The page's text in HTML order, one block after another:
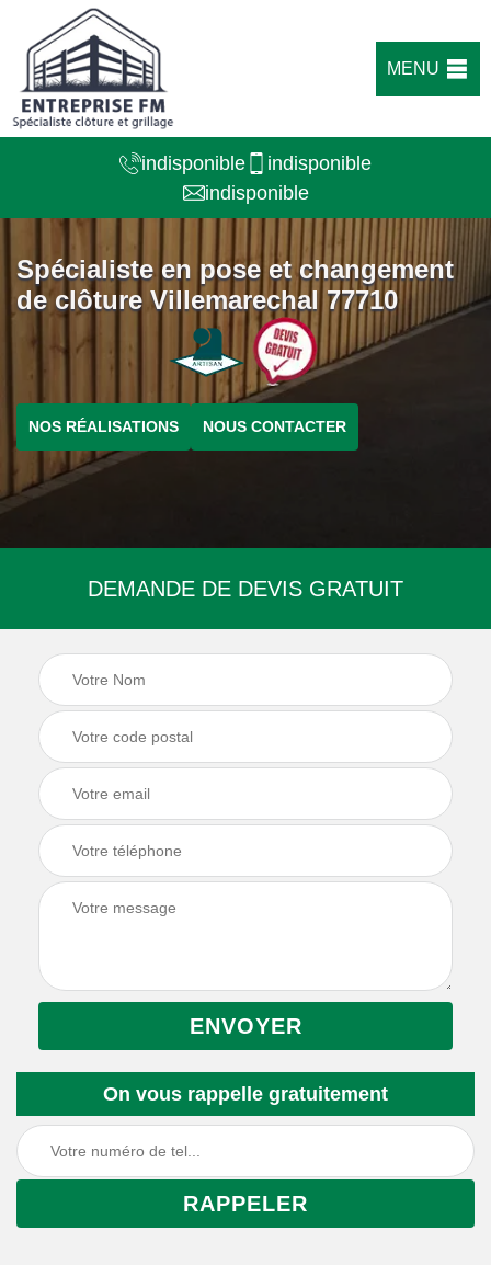
MENU
indisponible
indisponible
indisponible
Spécialiste en pose et changement
de clôture Villemarechal 77710
NOS RÉALISATIONS NOUS CONTACTER
DEMANDE DE DEVIS GRATUIT
On vous rappelle gratuitement